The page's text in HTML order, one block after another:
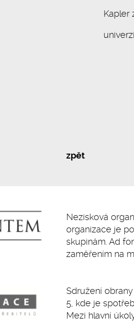
Kapler
zpět
Nezisková
organizace je
skupinám. Ad
zaměřením na
Sdružení
5, kde je
Mezi hlavní